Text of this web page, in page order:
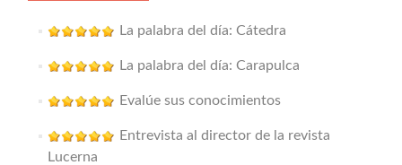
La palabra del día: Cátedra
La palabra del día: Carapulca
Evalúe sus conocimientos
Entrevista al director de la revista
Lucerna